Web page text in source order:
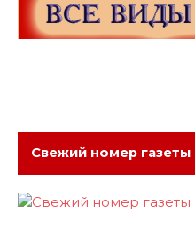
Свежий номер газеты